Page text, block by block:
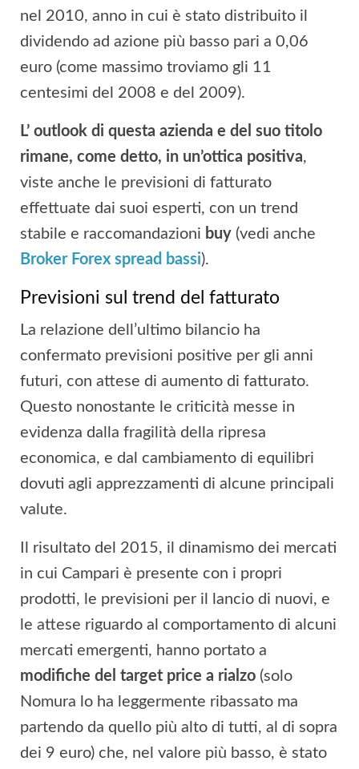
nel 2010, anno in cui è stato distribuito il
dividendo ad azione più basso pari a 0,06
euro (come massimo troviamo gli 11
centesimi del 2008 e del 2009).
L’ outlook di questa azienda e del suo titolo
rimane, come detto, in un’ottica positiva,
viste anche le previsioni di fatturato
effettuate dai suoi esperti, con un trend
stabile e raccomandazioni buy (vedi anche
Broker Forex spread bassi).
Previsioni sul trend del fatturato
La relazione dell’ultimo bilancio ha
confermato previsioni positive per gli anni
futuri, con attese di aumento di fatturato.
Questo nonostante le criticità messe in
evidenza dalla fragilità della ripresa
economica, e dal cambiamento di equilibri
dovuti agli apprezzamenti di alcune principali
valute.
Il risultato del 2015, il dinamismo dei mercati
in cui Campari è presente con i propri
prodotti, le previsioni per il lancio di nuovi, e
le attese riguardo al comportamento di alcuni
mercati emergenti, hanno portato a
modifiche del target price a rialzo (solo
Nomura lo ha leggermente ribassato ma
partendo da quello più alto di tutti, al di sopra
dei 9 euro) che, nel valore più basso, è stato